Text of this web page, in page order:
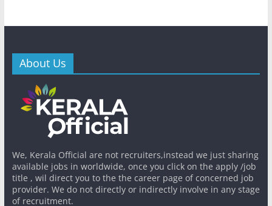
About Us
We, Kerala Official are not recruiters,instead we just sharing
available jobs in worldwide, once you click on the apply /job
title , wil direct you to the the career page of concerned job
provider. We do not directly or indirectly involve in any stage
of recruitment.